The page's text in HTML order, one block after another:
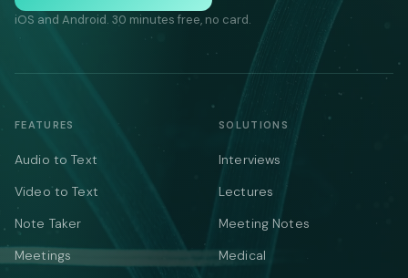
iOS and Android. 30 minutes free, no card.
FEATURES
Audio to Text
Video to Text
Note Taker
Meetings
SOLUTIONS
Interviews
Lectures
Meeting Notes
Medical